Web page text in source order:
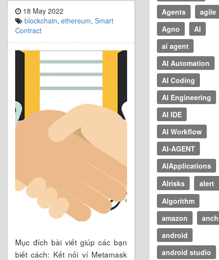
18 May 2022
blockchain, ethereum, Smart
Contract
Mục đích bài viết giúp các bạn
biết cách: Kết nối ví Metamask
Agents
agile
Agno
AI
ai agent
AI Automation
AI Coding
AI Engineering
AI IDE
AI Workflow
AI-AGENT
AIApplications
AIrisks
alert
Algorithm
amazon
android
android studio